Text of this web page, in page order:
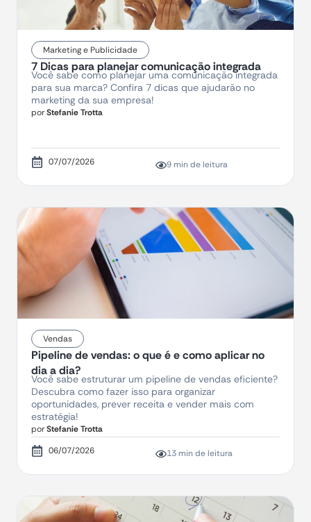
Marketing e Publicidade
7 Dicas para planejar comunicação integrada
Você sabe como planejar uma comunicação integrada
para sua marca? Confira 7 dicas que ajudarão no
marketing da sua empresa!
porStefanie Trotta
07/07/2026 9 min de leitura
Vendas
Pipeline de vendas: o que é e como aplicar no
dia a dia?
Você sabe estruturar um pipeline de vendas eficiente?
Descubra como fazer isso para organizar
oportunidades, prever receita e vender mais com
estratégia!
porStefanie Trotta
06/07/2026
13 min de leitura